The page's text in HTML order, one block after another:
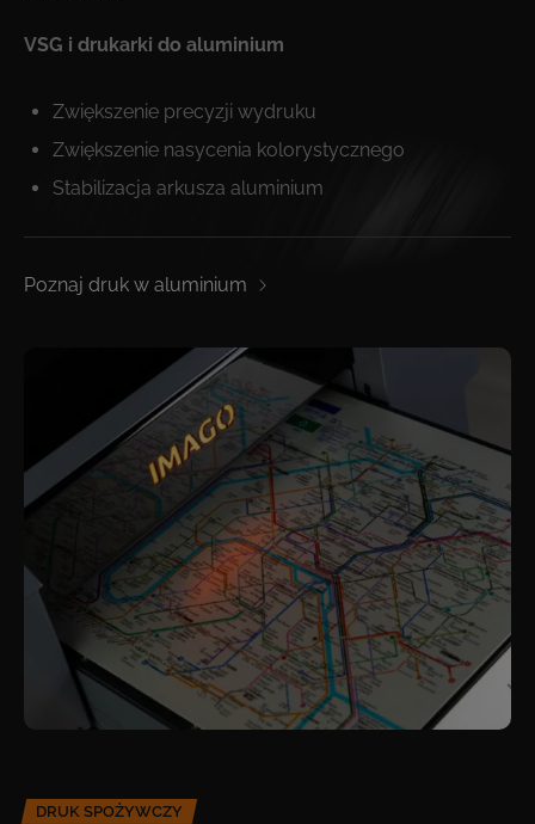
VSG i drukarki do aluminium
Zwiększenie precyzji wydruku
Zwiększenie nasycenia kolorystycznego
Stabilizacja arkusza aluminium
Poznaj druk w aluminium
DRUK SPOŻYWCZY